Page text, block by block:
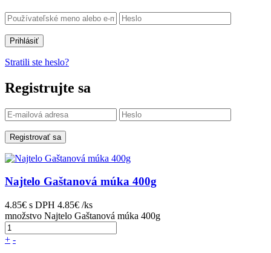
Prihlásiť
Stratili ste heslo?
Registrujte sa
Registrovať sa
Najtelo Gaštanová múka 400g
4.85€ s DPH 4.85€ /ks
množstvo Najtelo Gaštanová múka 400g
+ -